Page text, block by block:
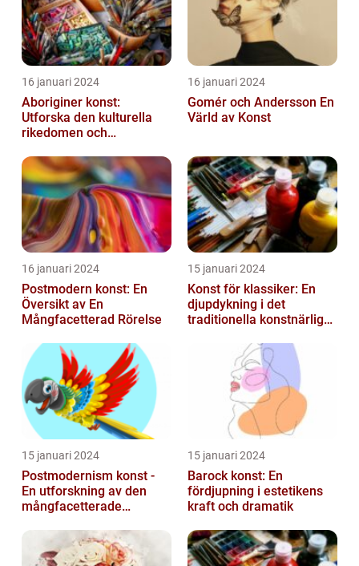
16 januari 2024
Aboriginer konst:
Utforska den kulturella
rikedomen och
16 januari 2024
Gomér och Andersson En
Värld av Konst
16 januari 2024
Postmodern konst: En
Översikt av En
Mångfacetterad Rörelse
15 januari 2024
Konst för klassiker: En
djupdykning i det
traditionella konstnärliga
15 januari 2024
Postmodernism konst -
En utforskning av den
mångfacetterade
15 januari 2024
Barock konst: En
fördjupning i estetikens
kraft och dramatik